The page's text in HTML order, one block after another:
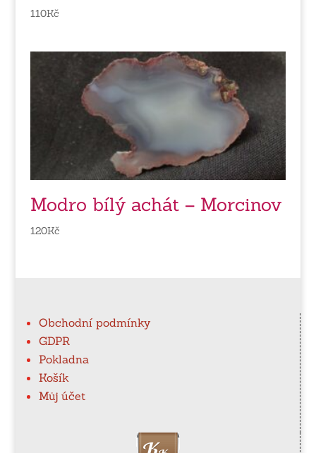
110Kč
Modro bílý achát – Morcinov
120Kč
Obchodní podmínky
GDPR
Pokladna
Košík
Můj účet